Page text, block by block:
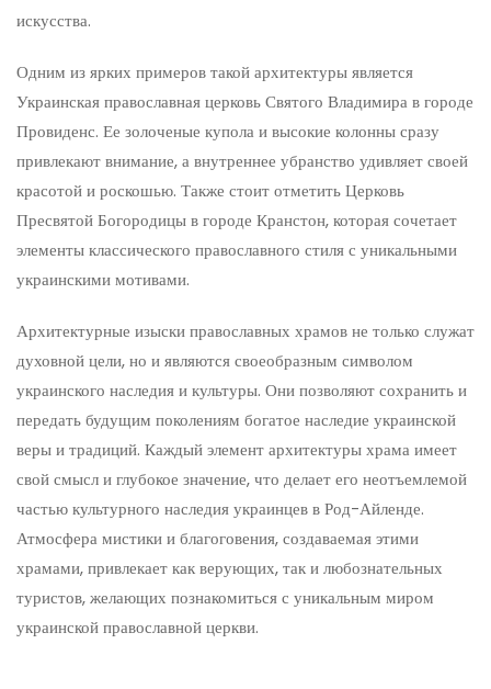
искусства.
Одним из ярких примеров такой архитектуры является
Украинская православная церковь Святого Владимира в городе
Провиденс. Ее золоченые купола и высокие колонны сразу
привлекают внимание, а внутреннее убранство удивляет своей
красотой и роскошью. Также стоит отметить Церковь
Пресвятой Богородицы в городе Кранстон, которая сочетает
элементы классического православного стиля с уникальными
украинскими мотивами.
Архитектурные изыски православных храмов не только служат
духовной цели, но и являются своеобразным символом
украинского наследия и культуры. Они позволяют сохранить и
передать будущим поколениям богатое наследие украинской
веры и традиций. Каждый элемент архитектуры храма имеет
свой смысл и глубокое значение, что делает его неотъемлемой
частью культурного наследия украинцев в Род-Айленде.
Атмосфера мистики и благоговения, создаваемая этими
храмами, привлекает как верующих, так и любознательных
туристов, желающих познакомиться с уникальным миром
украинской православной церкви.